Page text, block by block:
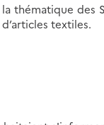
thématique des
textiles.